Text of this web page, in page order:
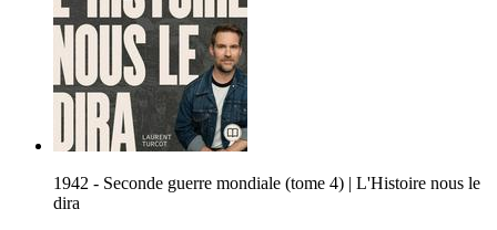
1942 - Seconde guerre mondiale (tome 4) | L'Histoire nous le
dira